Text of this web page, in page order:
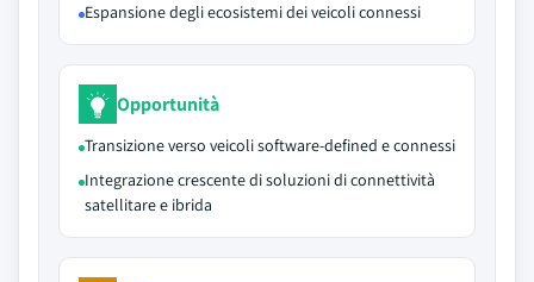
Espansione degli ecosistemi dei veicoli connessi
Opportunità
Transizione verso veicoli software-defined e connessi
Integrazione crescente di soluzioni di connettività
satellitare e ibrida